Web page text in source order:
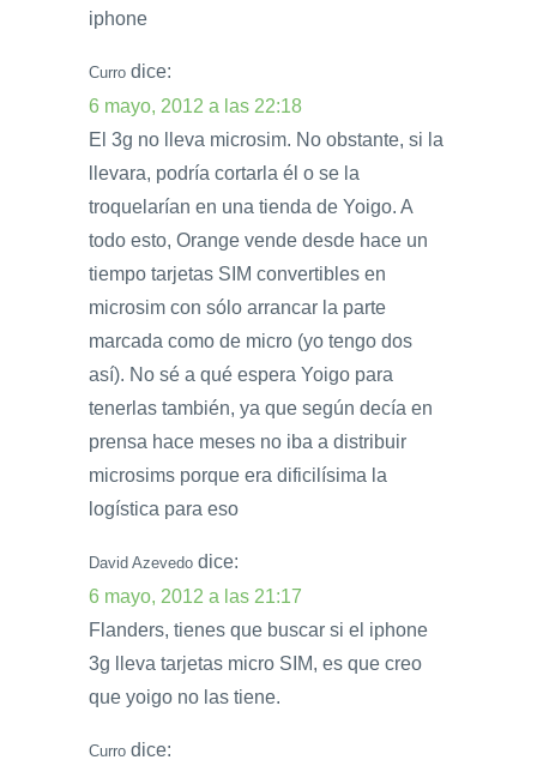
iphone
Curro dice:
6 mayo, 2012 a las 22:18
El 3g no lleva microsim. No obstante, si la
llevara, podría cortarla él o se la
troquelarían en una tienda de Yoigo. A
todo esto, Orange vende desde hace un
tiempo tarjetas SIM convertibles en
microsim con sólo arrancar la parte
marcada como de micro (yo tengo dos
así). No sé a qué espera Yoigo para
tenerlas también, ya que según decía en
prensa hace meses no iba a distribuir
microsims porque era dificilísima la
logística para eso
David Azevedo dice:
6 mayo, 2012 a las 21:17
Flanders, tienes que buscar si el iphone
3g lleva tarjetas micro SIM, es que creo
que yoigo no las tiene.
Curro dice: